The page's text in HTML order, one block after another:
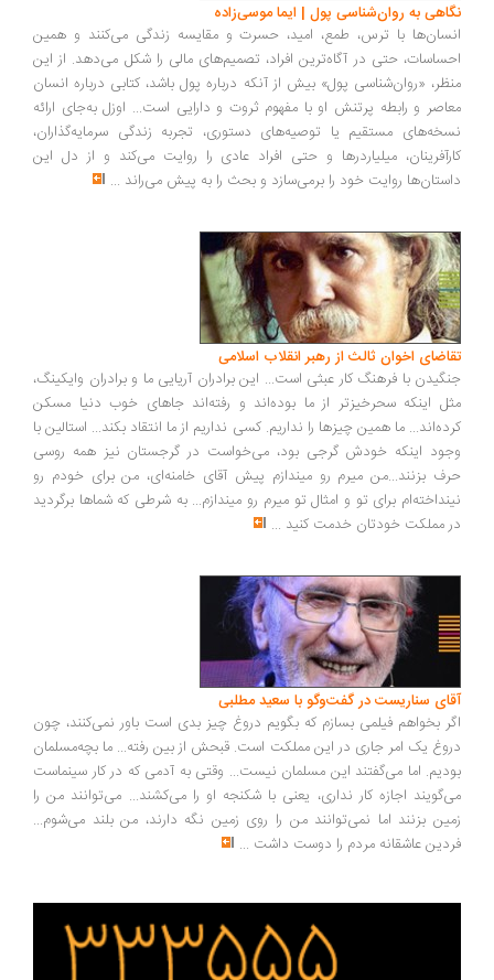
به روان‌شناسی پول | ایما موسی‌زاده
با ترس، طمع، امید، حسرت و مقایسه زندگی می‌کنند و همین
حتی در آگاه‌ترین افراد، تصمیم‌های مالی را شکل می‌دهد. از این
«روان‌شناسی پول» بیش از آنکه درباره پول باشد، کتابی درباره انسان
و رابطه پرتنش او با مفهوم ثروت و دارایی است... اوزل به‌جای ارائه
مستقیم یا توصیه‌های دستوری، تجربه زندگی سرمایه‌گذاران،
میلیاردرها و حتی افراد عادی را روایت می‌کند و از دل این
روایت خود را برمی‌سازد و بحث را به پیش می‌راند ...
اخوان ثالث از رهبر انقلاب اسلامی
با فرهنگ کار عبثی است... این برادران آریایی ما و برادران وایکینگ،
اینکه سحرخیزتر از ما بوده‌اند و رفته‌اند جاهای خوب دنیا مسکن
ما همین چیزها را نداریم. کسی نداریم از ما انتقاد بکند... استالین با
اینکه خودش گرجی بود، می‌خواست در گرجستان نیز همه روسی
بزنند...من میرم رو میندازم پیش آقای خامنه‌ای، من برای خودم رو
برای تو و امثال تو میرم رو میندازم... به شرطی که شماها برگردید
مملکت خودتان خدمت کنید...
سناریست در گفت‌وگو با سعید مطلبی
بخواهم فیلمی بسازم که بگویم دروغ چیز بدی است باور نمی‌کنند، چون
یک امر جاری در این مملکت است. قبحش از بین رفته... ما بچه‌مسلمان
اما می‌گفتند این مسلمان نیست... وقتی به آدمی که در کار سینماست
اجازه کار نداری، یعنی با شکنجه او را می‌کشند... می‌توانند من را
بزنند اما نمی‌توانند من را روی زمین نگه دارند، من بلند می‌شوم...
عاشقانه مردم را دوست داشت ...